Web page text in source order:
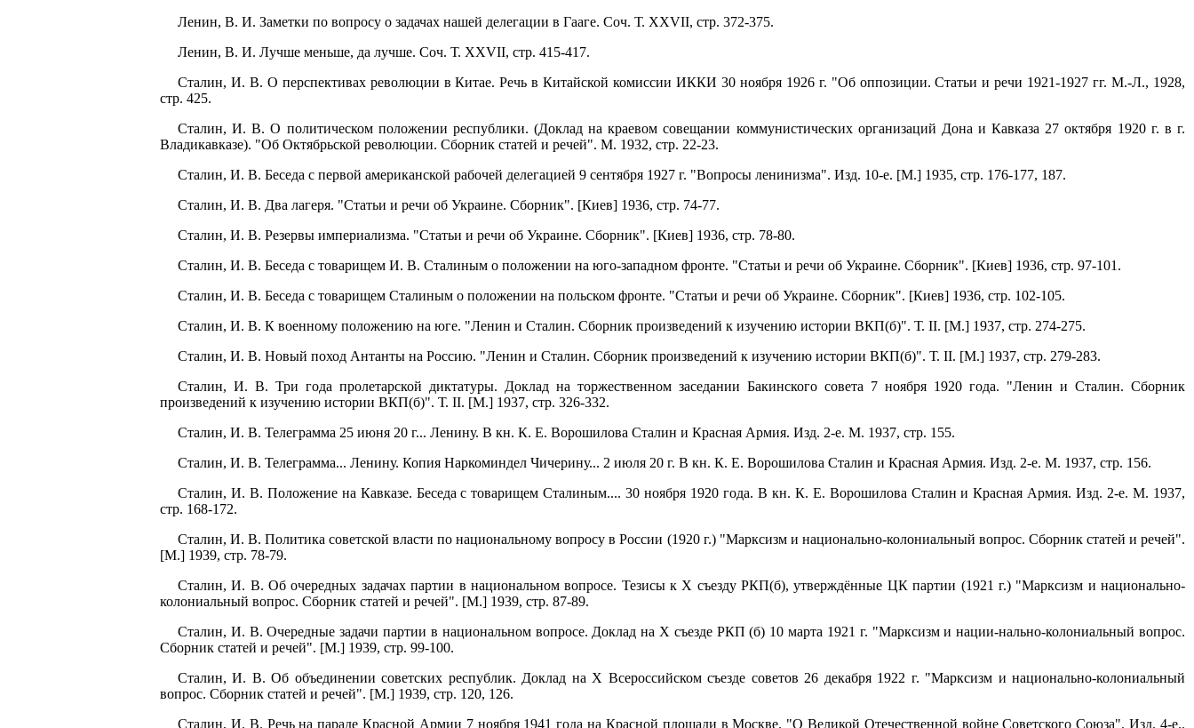
Ленин, В. И. Заметки по вопросу о задачах нашей делегации в Гааге. Соч. Т. XXVII, стр. 372-375.
Ленин, В. И. Лучше меньше, да лучше. Соч. Т. XXVII, стр. 415-417.
Сталин, И. В. О перспективах революции в Китае. Речь в Китайской комиссии ИККИ 30 ноября 1926 г. "Об оппозиции. Статьи и речи 1921-1927 гг. М.-Л., 1928,
стр. 425.
Сталин, И. В. О политическом положении республики. (Доклад на краевом совещании коммунистических организаций Дона и Кавказа 27 октября 1920 г. в г.
Владикавказе). "Об Октябрьской революции. Сборник статей и речей". М. 1932, стр. 22-23.
Сталин, И. В. Беседа с первой американской рабочей делегацией 9 сентября 1927 г. "Вопросы ленинизма". Изд. 10-е. [M.] 1935, стр. 176-177, 187.
Сталин, И. В. Два лагеря. "Статьи и речи об Украине. Сборник". [Киев] 1936, стр. 74-77.
Сталин, И. В. Резервы империализма. "Статьи и речи об Украине. Сборник". [Киев] 1936, стр. 78-80.
Сталин, И. В. Беседа с товарищем И. В. Сталиным о положении на юго-западном фронте. "Статьи и речи об Украине. Сборник". [Киев] 1936, стр. 97-101.
Сталин, И. В. Беседа с товарищем Сталиным о положении на польском фронте. "Статьи и речи об Украине. Сборник". [Киев] 1936, стр. 102-105.
Сталин, И. В. К военному положению на юге. "Ленин и Сталин. Сборник произведений к изучению истории ВКП(б)". Т. II. [М.] 1937, стр. 274-275.
Сталин, И. В. Новый поход Антанты на Россию. "Ленин и Сталин. Сборник произведений к изучению истории ВКП(б)". Т. II. [М.] 1937, стр. 279-283.
Сталин, И. В. Три года пролетарской диктатуры. Доклад на торжественном заседании Бакинского совета 7 ноября 1920 года. "Ленин и Сталин. Сборник
произведений к изучению истории ВКП(б)". Т. II. [М.] 1937, стр. 326-332.
Сталин, И. В. Телеграмма 25 июня 20 г... Ленину. В кн. К. Е. Ворошилова Сталин и Красная Армия. Изд. 2-е. М. 1937, стр. 155.
Сталин, И. В. Телеграмма... Ленину. Копия Наркоминдел Чичерину... 2 июля 20 г. В кн. К. Е. Ворошилова Сталин и Красная Армия. Изд. 2-е. М. 1937, стр. 156.
Сталин, И. В. Положение на Кавказе. Беседа с товарищем Сталиным.... 30 ноября 1920 года. В кн. К. Е. Ворошилова Сталин и Красная Армия. Изд. 2-е. М. 1937,
стр. 168-172.
Сталин, И. В. Политика советской власти по национальному вопросу в России (1920 г.) "Марксизм и национально-колониальный вопрос. Сборник статей и речей".
[М.] 1939, стр. 78-79.
Сталин, И. В. Об очередных задачах партии в национальном вопросе. Тезисы к X съезду РКП(б), утверждённые ЦК партии (1921 г.) "Марксизм и национально-
колониальный вопрос. Сборник статей и речей". [М.] 1939, стр. 87-89.
Сталин, И. В. Очередные задачи партии в национальном вопросе. Доклад на X съезде РКП (б) 10 марта 1921 г. "Марксизм и нации-нально-колониальный вопрос.
Сборник статей и речей". [М.] 1939, стр. 99-100.
Сталин, И. В. Об объединении советских республик. Доклад на X Всероссийском съезде советов 26 декабря 1922 г. "Марксизм и национально-колониальный
вопрос. Сборник статей и речей". [М.] 1939, стр. 120, 126.
Сталин, И. В. Речь на параде Красной Армии 7 ноября 1941 года на Красной площади в Москве. "О Великой Отечественной войне Советского Союза". Изд. 4-е..